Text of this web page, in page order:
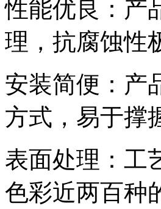
性能优良：产
理，抗腐蚀性
安装简便：产
方式，易于撑
表面处理：工
色彩近两百种